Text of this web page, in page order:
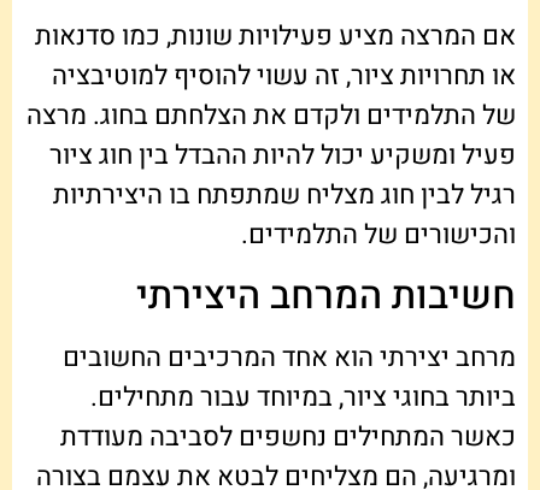
אם המרצה מציע פעילויות שונות, כמו סדנאות
או תחרויות ציור, זה עשוי להוסיף למוטיבציה
של התלמידים ולקדם את הצלחתם בחוג. מרצה
פעיל ומשקיע יכול להיות ההבדל בין חוג ציור
רגיל לבין חוג מצליח שמתפתח בו היצירתיות
והכישורים של התלמידים.
חשיבות המרחב היצירתי
מרחב יצירתי הוא אחד המרכיבים החשובים
ביותר בחוגי ציור, במיוחד עבור מתחילים.
כאשר המתחילים נחשפים לסביבה מעודדת
ומרגיעה, הם מצליחים לבטא את עצמם בצורה